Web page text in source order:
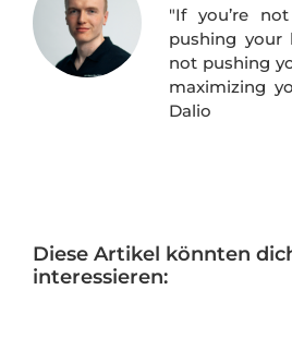
"If you’re
pushing your
not pushing
maximizing
Dalio
Diese Artikel könnten
interessieren: